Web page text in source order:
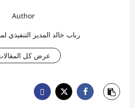
Author
رباب خالد المدير التنفيذي
عرض كل